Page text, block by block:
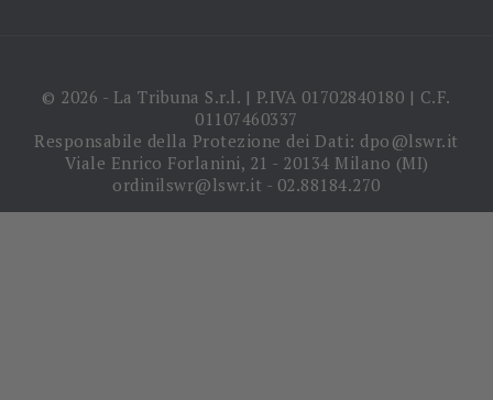
© 2026 - La Tribuna S.r.l. | P.IVA 01702840180 | C.F.
01107460337
Responsabile della Protezione dei Dati: dpo@lswr.it
Viale Enrico Forlanini, 21 - 20134 Milano (MI)
ordinilswr@lswr.it - 02.88184.270